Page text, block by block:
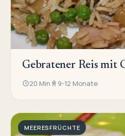
Gebratener Reis mit
20 Min 9-12 Monate
MEERESFRÜCHTE